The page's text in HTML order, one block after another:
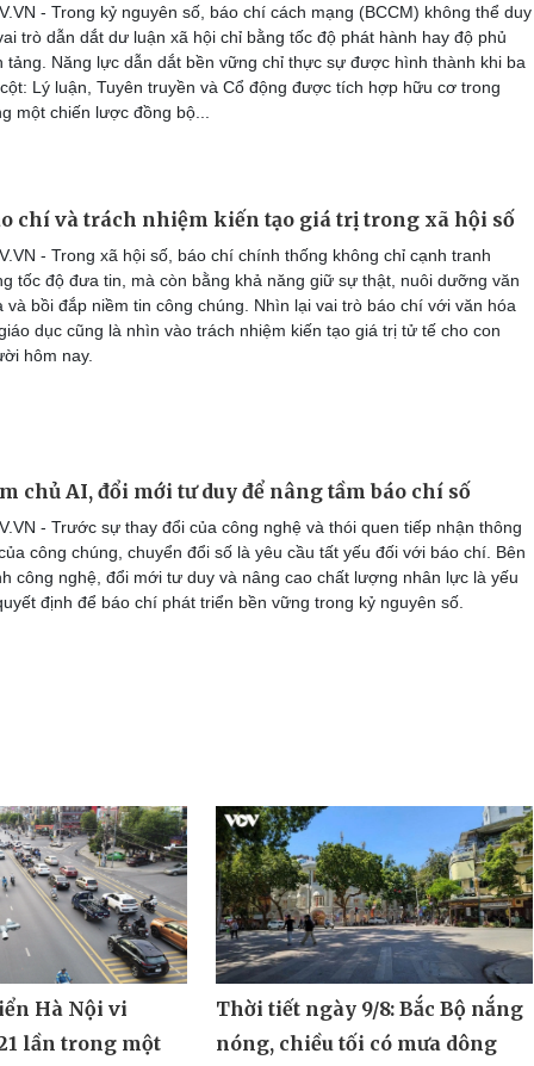
- Trong kỷ nguyên số, báo chí cách mạng (BCCM) không thể duy
trò dẫn dắt dư luận xã hội chỉ bằng tốc độ phát hành hay độ phủ
tảng. Năng lực dẫn dắt bền vững chỉ thực sự được hình thành khi ba
Lý luận, Tuyên truyền và Cổ động được tích hợp hữu cơ trong
một chiến lược đồng bộ...
chí và trách nhiệm kiến tạo giá trị trong xã hội số
- Trong xã hội số, báo chí chính thống không chỉ cạnh tranh
tốc độ đưa tin, mà còn bằng khả năng giữ sự thật, nuôi dưỡng văn
và bồi đắp niềm tin công chúng. Nhìn lại vai trò báo chí với văn hóa
dục cũng là nhìn vào trách nhiệm kiến tạo giá trị tử tế cho con
hôm nay.
chủ AI, đổi mới tư duy để nâng tầm báo chí số
- Trước sự thay đổi của công nghệ và thói quen tiếp nhận thông
công chúng, chuyển đổi số là yêu cầu tất yếu đối với báo chí. Bên
công nghệ, đổi mới tư duy và nâng cao chất lượng nhân lực là yếu
định để báo chí phát triển bền vững trong kỷ nguyên số.
Hà Nội vi
lần trong một
Thời tiết ngày 9/8: Bắc Bộ nắng
nóng, chiều tối có mưa dông